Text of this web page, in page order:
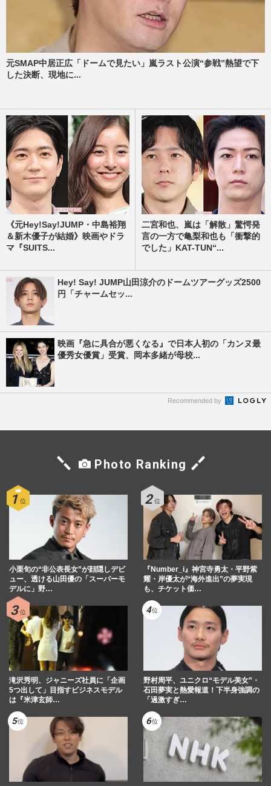
元SMAP中居正広「ドームで見たい」嵐ラスト公演“参戦”熱望で下
した決断、現地に...
《元Hey!Say!JUMP・中島裕翔
＆新木優子が結婚》映画やドラ
マ『SUITS...
二宮和也、嵐は「解散」驚愕発
言の一方で亀梨和也も「衝撃的
でした」KAT-TUN“...
Hey! Say! JUMP山田涼介のドームツアーグッズ2500
円「チャームセッ...
映画『急に具合が悪くなる』で日本人初の「カンヌ最
優秀女優賞」受賞、岡本多緒が母校...
Recommended by
Photo Ranking
小栗旬の“非公表長女”が顔隠しデビ
ュー、透ける山田優の「スーパーモ
デルに」野…
『Number_i』神宮寺勇太・平野紫
耀・岸優太が“海外進出”の夢実現
も、チケット価…
滝沢秀明、ジャニーズ社員に「企画
5つ出して」目指すビジネスモデル
は『米津玄師…
野村周平、ユニクロ“モデル美女”・
石田夢実と熱愛報道！下半身強調の
「過激すぎ…